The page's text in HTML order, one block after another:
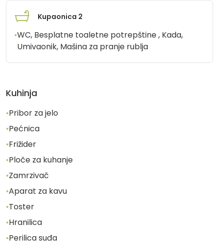
Kupaonica 2
•WC, Besplatne toaletne potrepštine , Kada,
Umivaonik, Mašina za pranje rublja
Kuhinja
•Pribor za jelo
•Pećnica
•Frižider
•Ploče za kuhanje
•Zamrzivač
•Aparat za kavu
•Toster
•Hranilica
•Perilica suđa